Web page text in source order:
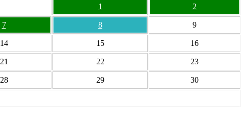
1
2
7 8 9
14 15 16
21 22 23
28 29 30